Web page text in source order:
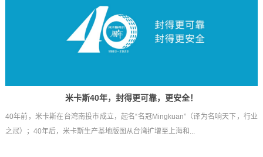
米卡斯40年，封得更可靠，更安全！
40年前，米卡斯在台湾南投市成立，起名“名冠Mingkuan”（译为名响天下，行业
之冠）；40年后，米卡斯生产基地版图从台湾扩增至上海和...